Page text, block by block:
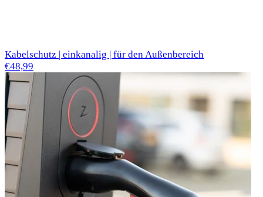
Kabelschutz | einkanalig | für den Außenbereich
€48,99